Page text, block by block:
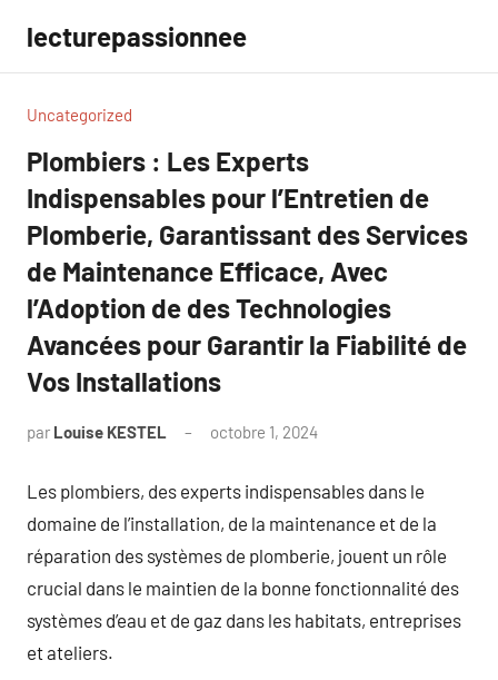
contenu
lecturepassionnee
Uncategorized
Plombiers : Les Experts
Indispensables pour l’Entretien de
Plomberie, Garantissant des Services
de Maintenance Efficace, Avec
l’Adoption de des Technologies
Avancées pour Garantir la Fiabilité de
Vos Installations
par Louise KESTEL octobre 1, 2024
Les plombiers, des experts indispensables dans le
domaine de l’installation, de la maintenance et de la
réparation des systèmes de plomberie, jouent un rôle
crucial dans le maintien de la bonne fonctionnalité des
systèmes d’eau et de gaz dans les habitats, entreprises
et ateliers.